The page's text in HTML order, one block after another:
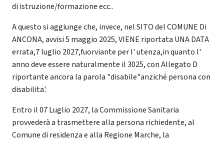
di istruzione/formazione ecc..
A questo si aggiunge che, invece, nel SITO del COMUNE Di
ANCONA, avvisi 5 maggio 2025, VIENE riportata UNA DATA
errata,7 luglio 2027,fuorviante per l' utenza,in quanto l'
anno deve essere naturalmente il 3025, con Allegato D
riportante ancora la parola "disabile"anziché persona con
disabilita'.
Entro il 07 Luglio 2027, la Commissione Sanitaria
provvederà a trasmettere alla persona richiedente, al
Comune di residenza e alla Regione Marche, la